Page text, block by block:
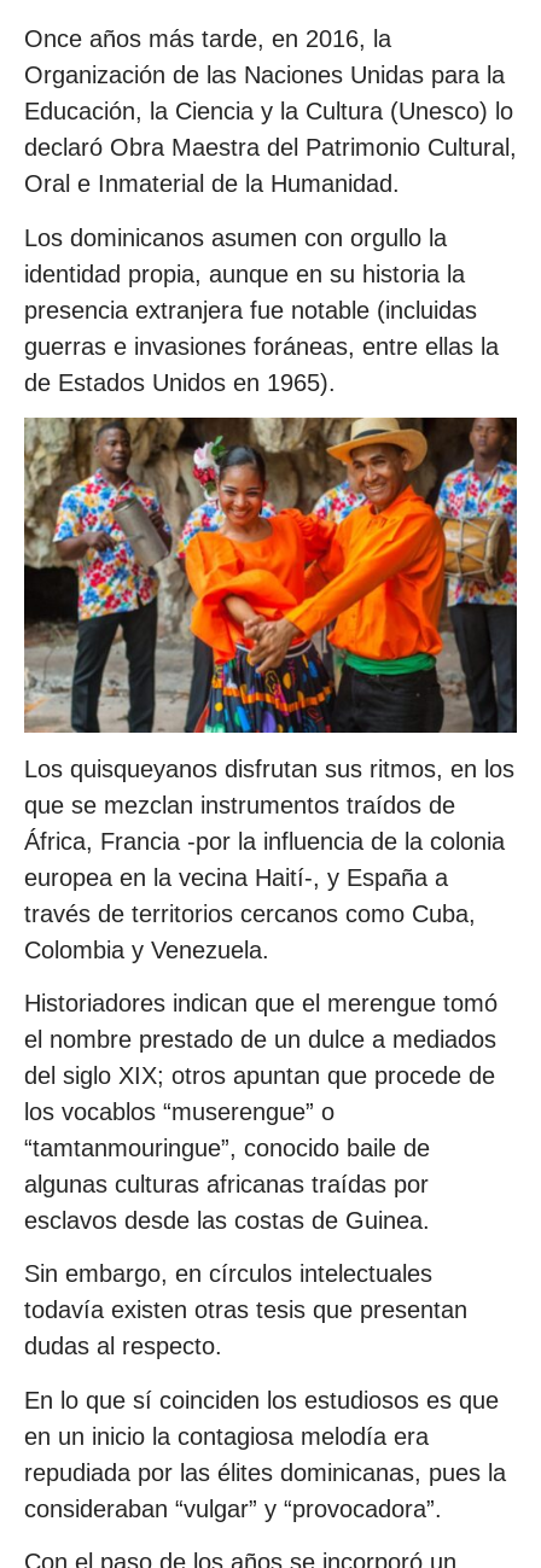
Once años más tarde, en 2016, la
Organización de las Naciones Unidas para la
Educación, la Ciencia y la Cultura (Unesco) lo
declaró Obra Maestra del Patrimonio Cultural,
Oral e Inmaterial de la Humanidad.
Los dominicanos asumen con orgullo la
identidad propia, aunque en su historia la
presencia extranjera fue notable (incluidas
guerras e invasiones foráneas, entre ellas la
de Estados Unidos en 1965).
Los quisqueyanos disfrutan sus ritmos, en los
que se mezclan instrumentos traídos de
África, Francia -por la influencia de la colonia
europea en la vecina Haití-, y España a
través de territorios cercanos como Cuba,
Colombia y Venezuela.
Historiadores indican que el merengue tomó
el nombre prestado de un dulce a mediados
del siglo XIX; otros apuntan que procede de
los vocablos “muserengue” o
“tamtanmouringue”, conocido baile de
algunas culturas africanas traídas por
esclavos desde las costas de Guinea.
Sin embargo, en círculos intelectuales
todavía existen otras tesis que presentan
dudas al respecto.
En lo que sí coinciden los estudiosos es que
en un inicio la contagiosa melodía era
repudiada por las élites dominicanas, pues la
consideraban “vulgar” y “provocadora”.
Con el paso de los años se incorporó un